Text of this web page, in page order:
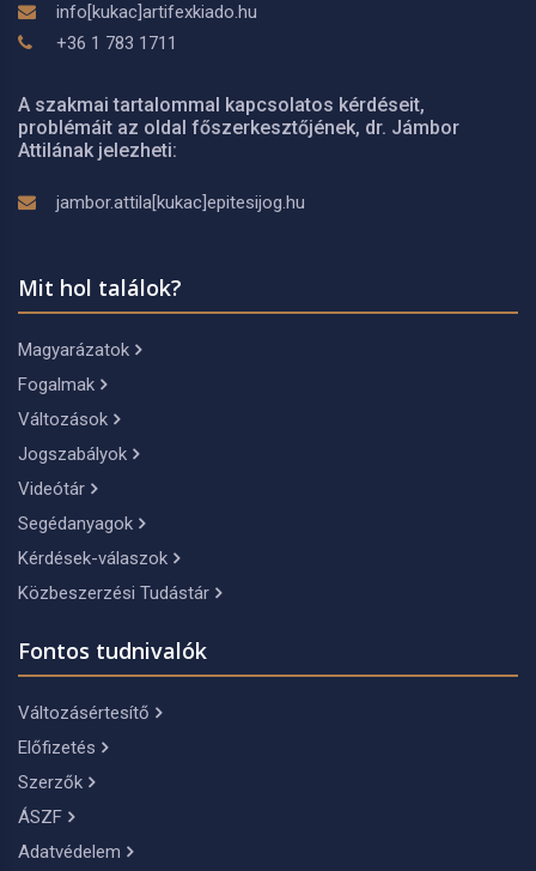
info[kukac]artifexkiado.hu
+36 1 783 1711
A szakmai tartalommal kapcsolatos kérdéseit,
problémáit az oldal főszerkesztőjének, dr. Jámbor
Attilának jelezheti:
jambor.attila[kukac]epitesijog.hu
Mit hol találok?
Magyarázatok
Fogalmak
Változások
Jogszabályok
Videótár
Segédanyagok
Kérdések-válaszok
Közbeszerzési Tudástár
Fontos tudnivalók
Változásértesítő
Előfizetés
Szerzők
ÁSZF
Adatvédelem